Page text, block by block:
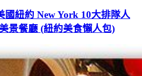
國紐約 New York 10大排隊人
景餐廳 (紐約美食懶人包)